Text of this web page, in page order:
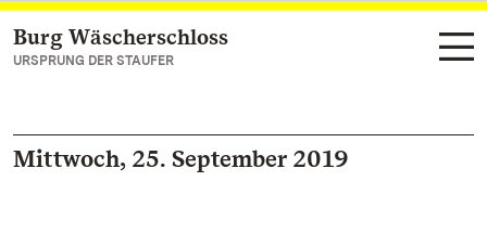
Zum Hauptinhalt springen
Burg Wäscherschloss
URSPRUNG DER STAUFER
Mittwoch, 25. September 2019